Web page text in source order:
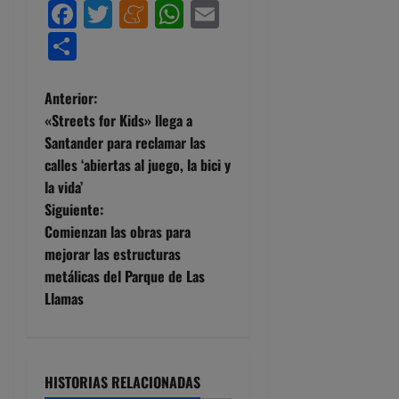
Facebook
Twitter
Meneame
WhatsApp
N
a
v
e
g
a
i
Anterior:
«Streets for Kids» llega a
Santander para reclamar las
calles ‘abiertas al juego, la bici y
la vida’
Siguiente:
Comienzan las obras para
mejorar las estructuras
metálicas del Parque de Las
Llamas
HISTORIAS RELACIONADAS